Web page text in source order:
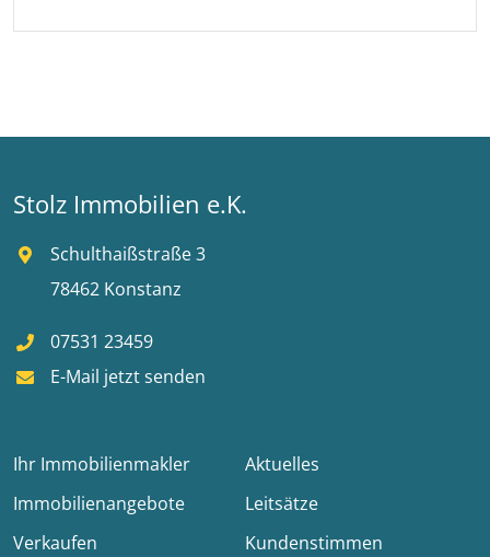
Stolz Immobilien e.K.
Schulthaißstraße 3
78462 Konstanz
07531 23459
E-Mail jetzt senden
Ihr Immobilienmakler
Aktuelles
Immobilienangebote
Leitsätze
Verkaufen
Kundenstimmen